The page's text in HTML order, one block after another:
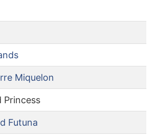
Miquelon
Princess
Futuna